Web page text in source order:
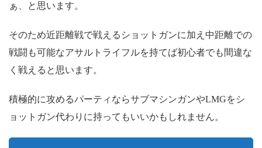
ぁ、と思います。
そのため近距離戦で戦えるショットガンに加え中距離での
戦闘も可能なアサルトライフルを持てば初心者でも間違な
く戦えると思います。
積極的に攻めるパーティならサブマシンガンやLMGをシ
ョットガン代わりに持ってもいいかもしれません。